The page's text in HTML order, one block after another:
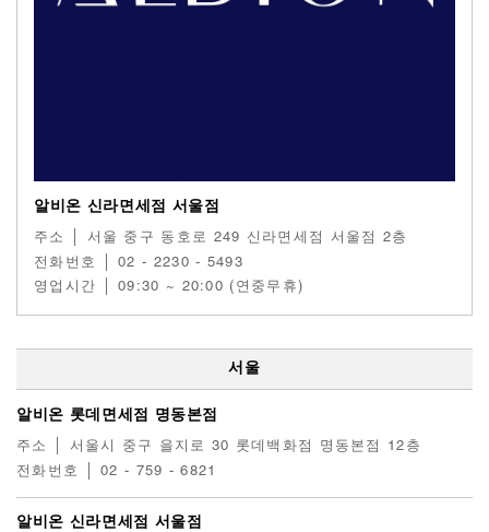
알비온 신라면세점 서울점
주소 │ 서울 중구 동호로 249 신라면세점 서울점 2층
전화번호 │ 02 - 2230 - 5493
영업시간 │ 09:30 ~ 20:00 (연중무휴)
서울
알비온 롯데면세점 명동본점
주소 │ 서울시 중구 을지로 30 롯데백화점 명동본점 12층
전화번호 │ 02 - 759 - 6821
알비온 신라면세점 서울점